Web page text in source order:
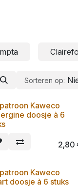
Sorteren op:
Kaweco
doosje à 6
2,80
Kaweco
doosje à 6 stuks